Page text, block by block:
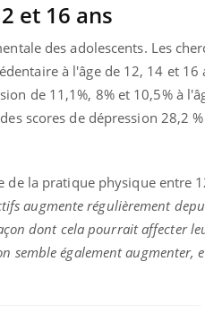
et 16 ans
des adolescents. Les
à l'âge de 12, 14 et 16
de 11,1%, 8% et 10,5% à
scores de dépression 28,2
de la pratique physique entre
augmente régulièrement
dont cela pourrait affecter
semble également augmenter,